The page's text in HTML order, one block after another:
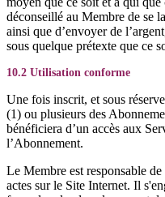
déconseillé au Membre de se
ainsi que d’envoyer de
sous quelque prétexte que ce
10.2 Utilisation conforme
Une fois inscrit, et sous
(1) ou plusieurs des
bénéficiera d’un accès aux
l’Abonnement.
Le Membre est responsable
actes sur le Site Internet. Il